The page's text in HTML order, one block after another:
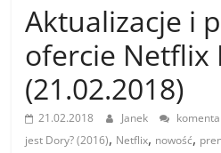
Aktualizacje i
ofercie Netflix
(21.02.2018)
21.02.2018 Janek
jest Dory? (2016), Netflix, nowość,